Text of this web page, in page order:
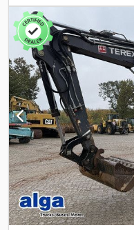
Hjx Amtskr =
2008 Αριθμός κυλίνδρων:
καλή Οπτική κατάσταση: